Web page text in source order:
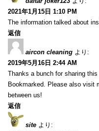
2021年1月15日 1:10 PM
The information talked about
返信
aircon cleaning より:
2019年5月16日 2:44 AM
Thanks a bunch for sharing
Bookmarked. Please also visit
between us!
返信
site より: